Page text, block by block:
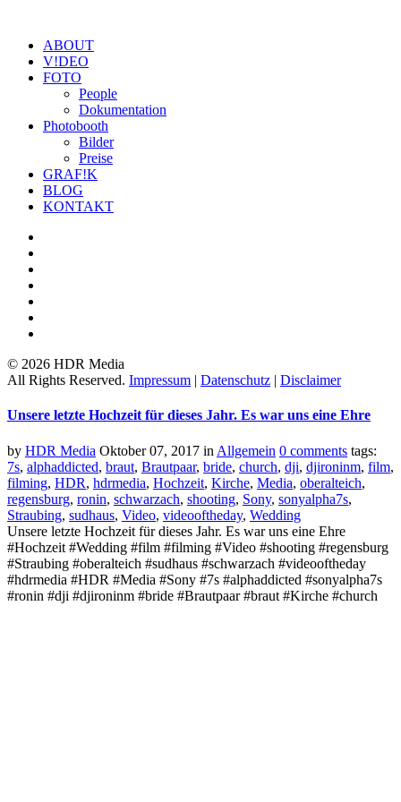
ABOUT
V!DEO
FOTO
People
Dokumentation
Photobooth
Bilder
Preise
GRAF!K
BLOG
KONTAKT
© 2026 HDR Media
All Rights Reserved. Impressum | Datenschutz | Disclaimer
Unsere letzte Hochzeit für dieses Jahr. Es war uns eine Ehre
by HDR Media Oktober 07, 2017 in Allgemein 0 comments tags:
7s, alphaddicted, braut, Brautpaar, bride, church, dji, djironinm, film,
filming, HDR, hdrmedia, Hochzeit, Kirche, Media, oberalteich,
regensburg, ronin, schwarzach, shooting, Sony, sonyalpha7s,
Straubing, sudhaus, Video, videooftheday, Wedding
Unsere letzte Hochzeit für dieses Jahr. Es war uns eine Ehre
#Hochzeit #Wedding #film #filming #Video #shooting #regensburg
#Straubing #oberalteich #sudhaus #schwarzach #videooftheday
#hdrmedia #HDR #Media #Sony #7s #alphaddicted #sonyalpha7s
#ronin #dji #djironinm #bride #Brautpaar #braut #Kirche #church